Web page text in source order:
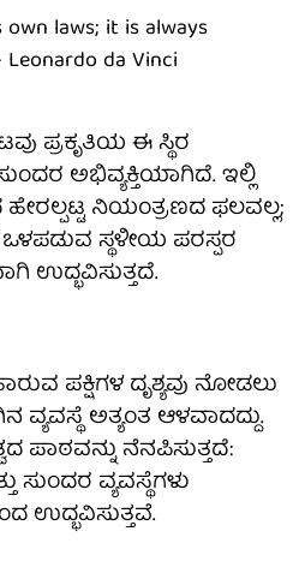
laws; it is always
da Vinci
ಪ್ರಕೃತಿಯ ಈ ಸ್ಥಿರ
ಅಭಿವ್ಯಕ್ತಿಯಾಗಿದೆ. ಇಲ್ಲಿ
ನಿಯಂತ್ರಣದ ಫಲವಲ್ಲ;
ಸ್ಥಳೀಯ ಪರಸ್ಪರ
ಉದ್ಭವಿಸುತ್ತದೆ.
ಪಕ್ಷಿಗಳ ದೃಶ್ಯವು ನೋಡಲು
ಅತ್ಯಂತ ಆಳವಾದದ್ದು.
ನೆನಪಿಸುತ್ತದೆ:
ಸುಂದರ ವ್ಯವಸ್ಥೆಗಳು
ಉದ್ಭವಿಸುತ್ತವೆ.